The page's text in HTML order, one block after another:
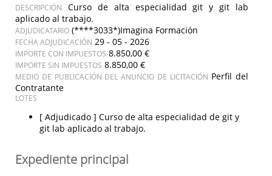
DESCRIPCIÓN
Curso de alta especialidad git y git lab
aplicado al trabajo.
ADJUDICATARIO (****3033*)Imagina Formación
FECHA ADJUDICACIÓN 29 - 05 - 2026
IMPORTE CON IMPUESTOS 8.850,00 €
IMPORTE SIN IMPUESTOS 8.850,00 €
MEDIO DE PUBLICACIÓN DEL ANUNCIO DE LICITACIÓN Perfil del
Contratante
LOTES
[ Adjudicado ] Curso de alta especialidad de git y
git lab aplicado al trabajo.
Expediente principal